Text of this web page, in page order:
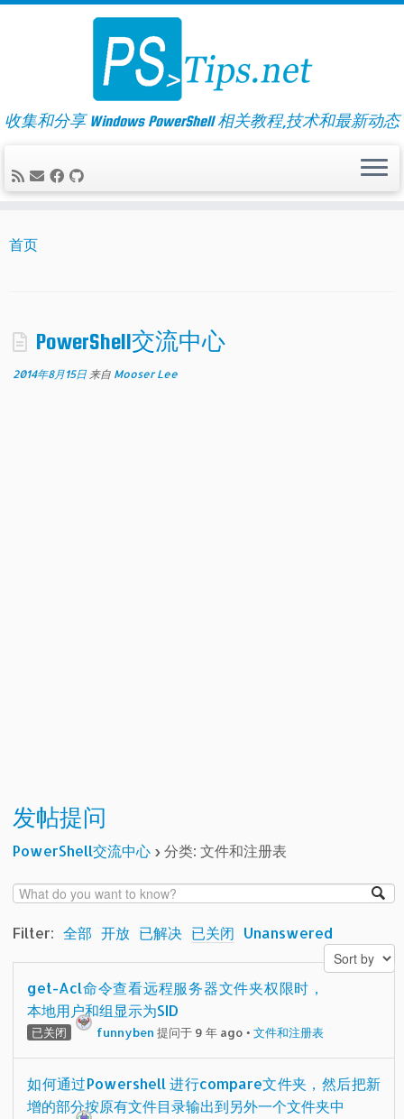
Skip
收集和分享 Windows PowerShell 相关教程,技术和最新动态
首页
PowerShell交流中心
2014年8月15日 来自 Mooser Lee
发帖提问
PowerShell交流中心 ›分类: 文件和注册表
Filter: 全部 开放 已解决 已关闭 Unanswered
get-Acl命令查看远程服务器文件夹权限时，
本地用户和组显示为SID
已关闭 funnyben 提问于 9 年 ago •文件和注册表
如何通过Powershell 进行compare文件夹，然后把新
增的部分按原有文件目录输出到另外一个文件夹中